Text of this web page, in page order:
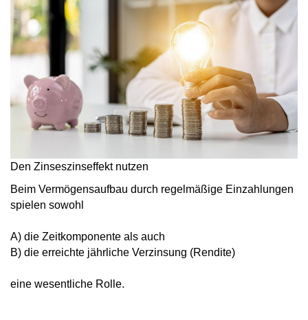
Den Zinseszinseffekt nutzen
Beim Vermögensaufbau durch regelmäßige Einzahlungen
spielen sowohl
A) die Zeitkomponente als auch
B) die erreichte jährliche Verzinsung (Rendite)
eine wesentliche Rolle.